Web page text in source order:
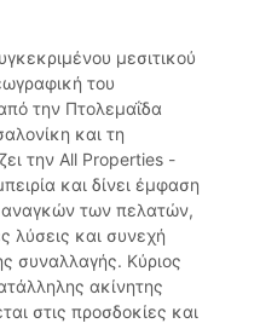
μεσιτικού
του
την Πτολεμαΐδα
και τη
την All Properties -
και δίνει έμφαση
των πελατών,
λύσεις και συνεχή
συναλλαγής. Κύριος
ακίνητης
στις προσδοκίες και